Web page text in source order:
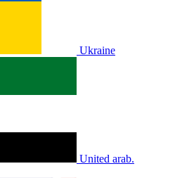
Ukraine
United arab.